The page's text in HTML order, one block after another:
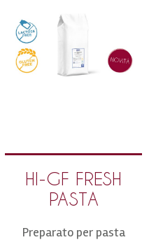
HI-GF FRESH
PASTA
Preparato per pasta